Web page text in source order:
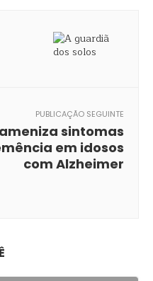
PUBLICAÇÃO SEGUINTE
sintomas
em idosos
com Alzheimer